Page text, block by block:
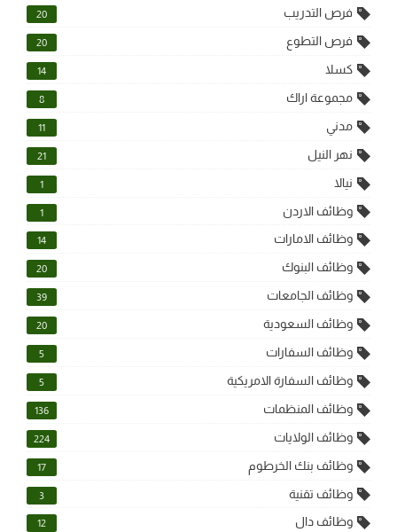
فرص التدريب 20
فرص التطوع 20
كسلا 14
مجموعة اراك 8
مدني 11
نهر النيل 21
نيالا 1
وظائف الاردن 1
وظائف الامارات 14
وظائف البنوك 20
وظائف الجامعات 39
وظائف السعودية 20
وظائف السفارات 5
وظائف السفارة الامريكية 5
وظائف المنظمات 136
وظائف الولايات 224
وظائف بنك الخرطوم 17
وظائف تقنية 3
وظائف دال 12